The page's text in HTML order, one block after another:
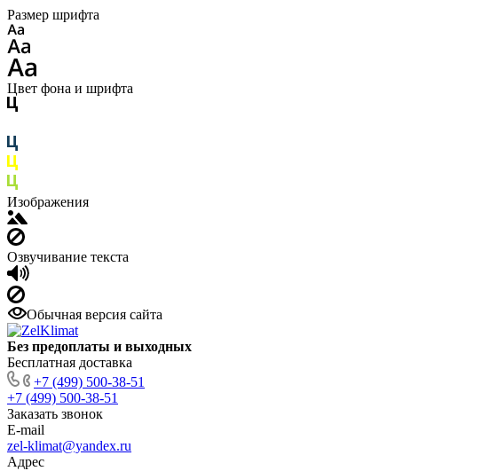
Размер шрифта
Цвет фона и шрифта
Изображения
Озвучивание текста
Обычная версия сайта
Без предоплаты и выходных
Бесплатная доставка
+7 (499) 500-38-51
+7 (499) 500-38-51
Заказать звонок
E-mail
zel-klimat@yandex.ru
Адрес